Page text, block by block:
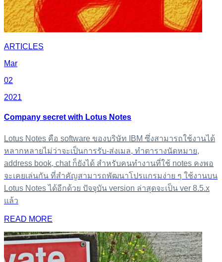
ARTICLES
Mar
02
2021
Company secret with Lotus Notes
Lotus Notes คือ software ของบริษัท IBM ซึ่งสามารถใช้งานได้
หลากหลายไม่ว่าจะเป็นการรับ-ส่งเมล, ทำตารางนัดหมาย,
address book, chat ก็ยังได้ สำหรับคนทำงานที่ใช้ notes คงพอ
จะเคยเล่นกัน ที่สำคัญสามารถพัฒนาโปรแกรมง่าย ๆ ใช้งานบน
Lotus Notes ได้อีกด้วย ปัจจุบัน version ล่าสุดจะเป็น ver 8.5.x
แล้ว
READ MORE